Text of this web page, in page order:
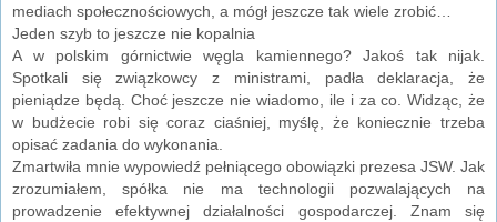
mediach społecznościowych, a mógł jeszcze tak wiele zrobić…
Jeden szyb to jeszcze nie kopalnia
A w polskim górnictwie węgla kamiennego? Jakoś tak nijak.
Spotkali się związkowcy z ministrami, padła deklaracja, że
pieniądze będą. Choć jeszcze nie wiadomo, ile i za co. Widząc, że
w budżecie robi się coraz ciaśniej, myślę, że koniecznie trzeba
opisać zadania do wykonania.
Zmartwiła mnie wypowiedź pełniącego obowiązki prezesa JSW. Jak
zrozumiałem, spółka nie ma technologii pozwalających na
prowadzenie efektywnej działalności gospodarczej. Znam się